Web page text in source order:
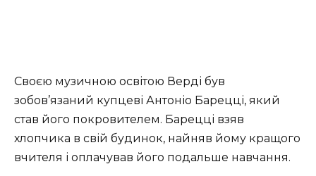
Своєю музичною освітою Верді був
зобов’язаний купцеві Антоніо Барецці, який
став його покровителем. Барецці взяв
хлопчика в свій будинок, найняв йому кращого
вчителя і оплачував його подальше навчання.